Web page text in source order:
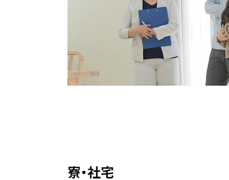
寮・社宅